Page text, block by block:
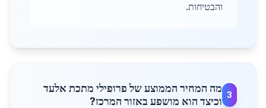
והבטיחות.
3
מה המחיר הממוצע של פרופילי מתכת אלעד
וכיצד הוא מושפע באזור המרכז?